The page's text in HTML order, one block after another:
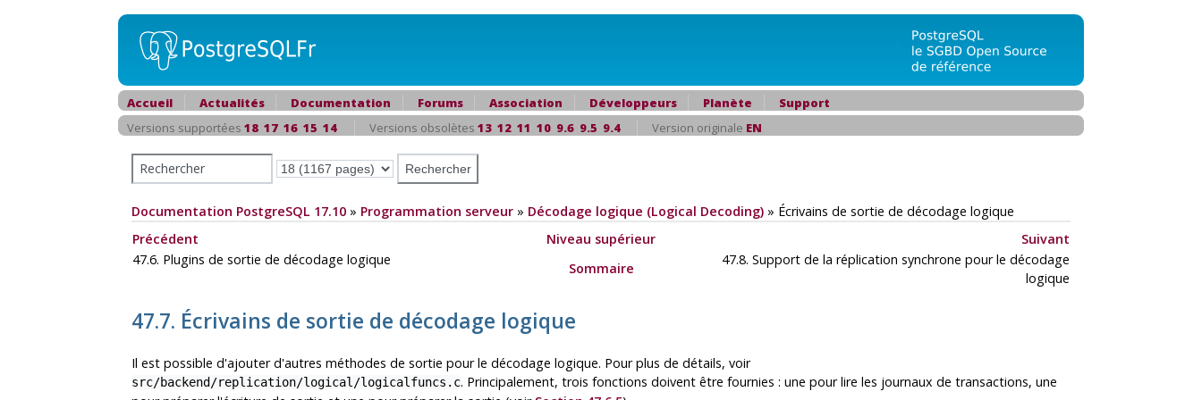
Accueil Actualités Documentation Forums Association Développeurs Planète
Support
Versions supportées 18 17 16 15 14 Versions obsolètes 13 12 11 10 9.6 9.5 9.4 Version originale EN
Documentation PostgreSQL 17.10 » Programmation serveur » Décodage logique (Logical Decoding) » Écrivains de sortie de décodage logique
Précédent
Niveau supérieur
Suivant
47.6. Plugins de sortie de décodage logique
Sommaire
47.8. Support de la réplication synchrone pour le décodage
logique
47.7. Écrivains de sortie de décodage logique
Il est possible d'ajouter d'autres méthodes de sortie pour le décodage logique. Pour plus de détails, voir
src/backend/replication/logical/logicalfuncs.c. Principalement, trois fonctions doivent être fournies : une pour lire les journaux de transactions, une